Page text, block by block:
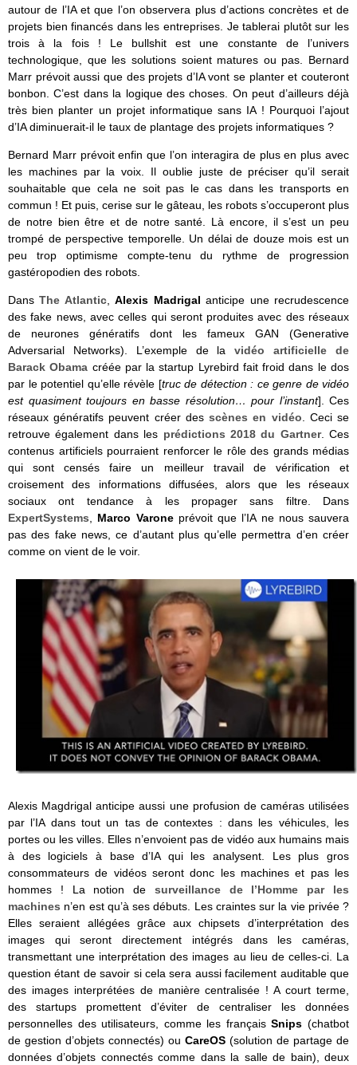
autour de l’IA et que l’on observera plus d’actions concrètes et de
projets bien financés dans les entreprises. Je tablerai plutôt sur les
trois à la fois ! Le bullshit est une constante de l’univers
technologique, que les solutions soient matures ou pas. Bernard
Marr prévoit aussi que des projets d’IA vont se planter et couteront
bonbon. C’est dans la logique des choses. On peut d’ailleurs déjà
très bien planter un projet informatique sans IA ! Pourquoi l’ajout
d’IA diminuerait-il le taux de plantage des projets informatiques ?
Bernard Marr prévoit enfin que l’on interagira de plus en plus avec
les machines par la voix. Il oublie juste de préciser qu’il serait
souhaitable que cela ne soit pas le cas dans les transports en
commun ! Et puis, cerise sur le gâteau, les robots s’occuperont plus
de notre bien être et de notre santé. Là encore, il s’est un peu
trompé de perspective temporelle. Un délai de douze mois est un
peu trop optimisme compte-tenu du rythme de progression
gastéropodien des robots.
DansThe Atlantic,Alexis Madrigalanticipe une recrudescence
des fake news, avec celles qui seront produites avec des réseaux
de neurones génératifs dont les fameux GAN (Generative
Adversarial Networks). L’exemple de lavidéo artificielle de
Barack Obama créée par la startup Lyrebird fait froid dans le dos
par le potentiel qu’elle révèle [truc de détection : ce genre de vidéo
est quasiment toujours en basse résolution… pour l’instant]. Ces
réseaux génératifs peuvent créer desscènes en vidéo . Ceci se
retrouve également dans les prédictions 2018 du Gartner. Ces
contenus artificiels pourraient renforcer le rôle des grands médias
qui sont censés faire un meilleur travail de vérification et
croisement des informations diffusées, alors que les réseaux
sociaux ont tendance à les propager sans filtre. Dans
ExpertSystems
Marco Varoneprévoit que l’IA ne nous sauvera
pas des fake news, ce d’autant plus qu’elle permettra d’en créer
comme on vient de le voir.
Alexis Magdrigal anticipe aussi une profusion de caméras utilisées
par l’IA dans tout un tas de contextes : dans les véhicules, les
portes ou les villes. Elles n’envoient pas de vidéo aux humains mais
à des logiciels à base d’IA qui les analysent. Les plus gros
consommateurs de vidéos seront donc les machines et pas les
hommes ! La notion de surveillance de l’Homme par les
machines n’en est qu’à ses débuts. Les craintes sur la vie privée ?
Elles seraient allégées grâce aux chipsets d’interprétation des
images qui seront directement intégrés dans les caméras,
transmettant une interprétation des images au lieu de celles-ci. La
question étant de savoir si cela sera aussi facilement auditable que
des images interprétées de manière centralisée ! A court terme,
des startups promettent d’éviter de centraliser les données
personnelles des utilisateurs, comme les françaisSnips(chatbot
de gestion d’objets connectés) ou CareOS (solution de partage de
données d’objets connectés comme dans la salle de bain), deux